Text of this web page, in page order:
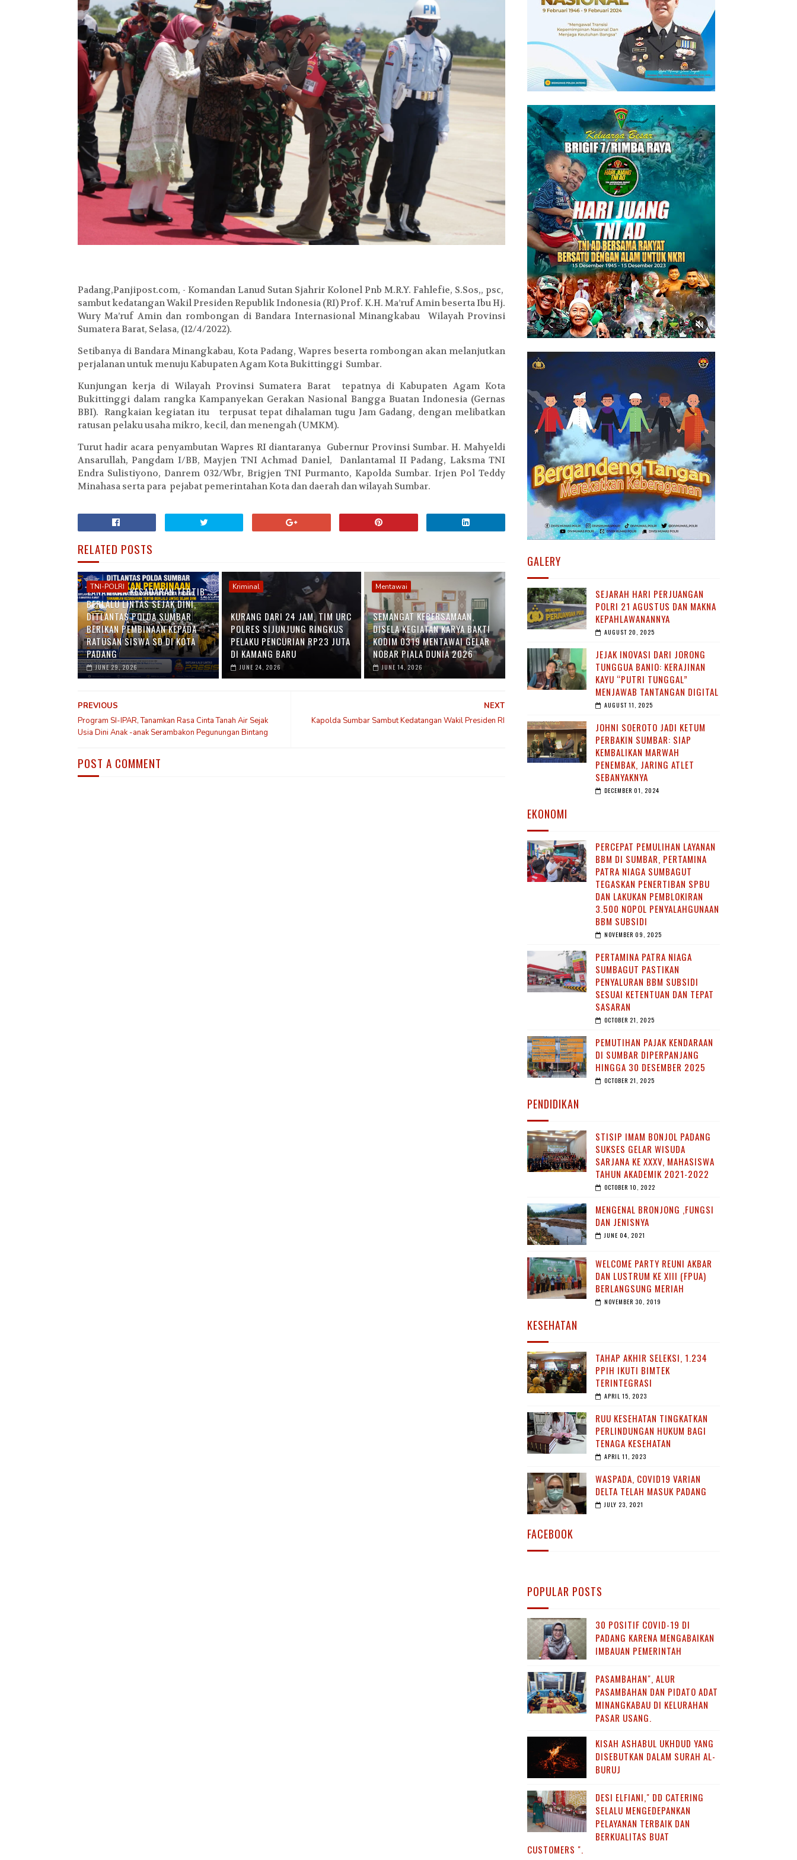
Padang,Panjipost.com, - Komandan Lanud Sutan Sjahrir Kolonel Pnb M.R.Y. Fahlefie, S.Sos,, psc,
sambut kedatangan Wakil Presiden Republik Indonesia (RI) Prof. K.H. Ma’ruf Amin beserta Ibu Hj.
Wury Ma’ruf Amin dan rombongan di Bandara Internasional Minangkabau Wilayah Provinsi
Sumatera Barat, Selasa, (12/4/2022).
Setibanya di Bandara Minangkabau, Kota Padang, Wapres beserta rombongan akan melanjutkan
perjalanan untuk menuju Kabupaten Agam Kota Bukittinggi Sumbar.
Kunjungan kerja di Wilayah Provinsi Sumatera Barat tepatnya di Kabupaten Agam Kota
Bukittinggi dalam rangka Kampanyekan Gerakan Nasional Bangga Buatan Indonesia (Gernas
BBI). Rangkaian kegiatan itu terpusat tepat dihalaman tugu Jam Gadang, dengan melibatkan
ratusan pelaku usaha mikro, kecil, dan menengah (UMKM).
Turut hadir acara penyambutan Wapres RI diantaranya Gubernur Provinsi Sumbar. H. Mahyeldi
Ansarullah, Pangdam I/BB, Mayjen TNI Achmad Daniel, Danlantamal II Padang, Laksma TNI
Endra Sulistiyono, Danrem 032/Wbr, Brigjen TNI Purmanto, Kapolda Sumbar. Irjen Pol Teddy
Minahasa serta para pejabat pemerintahan Kota dan daerah dan wilayah Sumbar.
RELATED POSTS
TNI-POLRI
TANAMKAN KESADARAN TERTIB
BERLALU LINTAS SEJAK DINI,
DITLANTAS POLDA SUMBAR
BERIKAN PEMBINAAN KEPADA
RATUSAN SISWA SD DI KOTA
PADANG
JUNE 29, 2026
Kriminal
KURANG DARI 24 JAM, TIM URC
POLRES SIJUNJUNG RINGKUS
PELAKU PENCURIAN RP23 JUTA
DI KAMANG BARU
JUNE 24, 2026
Mentawai
SEMANGAT KEBERSAMAAN,
DISELA KEGIATAN KARYA BAKTI
KODIM 0319 MENTAWAI GELAR
NOBAR PIALA DUNIA 2026
JUNE 14, 2026
NEXT
Kapolda Sumbar Sambut Kedatangan Wakil Presiden RI
PREVIOUS
Program SI-IPAR, Tanamkan Rasa Cinta Tanah Air Sejak
Usia Dini Anak -anak Serambakon Pegunungan Bintang
POST A COMMENT
GALERY
SEJARAH HARI PERJUANGAN
POLRI 21 AGUSTUS DAN MAKNA
KEPAHLAWANANNYA
AUGUST 20, 2025
JEJAK INOVASI DARI JORONG
TUNGGUA BANIO: KERAJINAN
KAYU “PUTRI TUNGGAL”
MENJAWAB TANTANGAN DIGITAL
AUGUST 11, 2025
JOHNI SOEROTO JADI KETUM
PERBAKIN SUMBAR: SIAP
KEMBALIKAN MARWAH
PENEMBAK, JARING ATLET
SEBANYAKNYA
DECEMBER 01, 2024
EKONOMI
PERCEPAT PEMULIHAN LAYANAN
BBM DI SUMBAR, PERTAMINA
PATRA NIAGA SUMBAGUT
TEGASKAN PENERTIBAN SPBU
DAN LAKUKAN PEMBLOKIRAN
3.500 NOPOL PENYALAHGUNAAN
BBM SUBSIDI
NOVEMBER 09, 2025
PERTAMINA PATRA NIAGA
SUMBAGUT PASTIKAN
PENYALURAN BBM SUBSIDI
SESUAI KETENTUAN DAN TEPAT
SASARAN
OCTOBER 21, 2025
PEMUTIHAN PAJAK KENDARAAN
DI SUMBAR DIPERPANJANG
HINGGA 30 DESEMBER 2025
OCTOBER 21, 2025
PENDIDIKAN
STISIP IMAM BONJOL PADANG
SUKSES GELAR WISUDA
SARJANA KE XXXV, MAHASISWA
TAHUN AKADEMIK 2021-2022
OCTOBER 10, 2022
MENGENAL BRONJONG ,FUNGSI
DAN JENISNYA
JUNE 04, 2021
WELCOME PARTY REUNI AKBAR
DAN LUSTRUM KE XIII (FPUA)
BERLANGSUNG MERIAH
NOVEMBER 30, 2019
KESEHATAN
TAHAP AKHIR SELEKSI, 1.234
PPIH IKUTI BIMTEK
TERINTEGRASI
APRIL 15, 2023
RUU KESEHATAN TINGKATKAN
PERLINDUNGAN HUKUM BAGI
TENAGA KESEHATAN
APRIL 11, 2023
WASPADA, COVID19 VARIAN
DELTA TELAH MASUK PADANG
JULY 23, 2021
FACEBOOK
POPULAR POSTS
30 POSITIF COVID-19 DI
PADANG KARENA MENGABAIKAN
IMBAUAN PEMERINTAH
PASAMBAHAN", ALUR
PASAMBAHAN DAN PIDATO ADAT
MINANGKABAU DI KELURAHAN
PASAR USANG.
KISAH ASHABUL UKHDUD YANG
DISEBUTKAN DALAM SURAH AL-
BURUJ
DESI ELFIANI," DD CATERING
SELALU MENGEDEPANKAN
PELAYANAN TERBAIK DAN
BERKUALITAS BUAT
CUSTOMERS ".